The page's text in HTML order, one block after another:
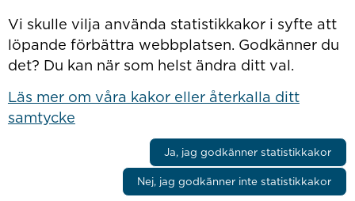
Vi skulle vilja använda statistikkakor i syfte att
löpande förbättra webbplatsen. Godkänner du
det? Du kan när som helst ändra ditt val.
Läs mer om våra kakor eller återkalla ditt
samtycke
Ja, jag godkänner statistikkakor
Nej, jag godkänner inte statistikkakor